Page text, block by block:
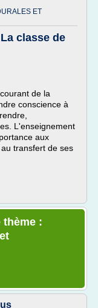
ET
classe de
de la
conscience à
L'enseignement
aux
transfert de ses
: